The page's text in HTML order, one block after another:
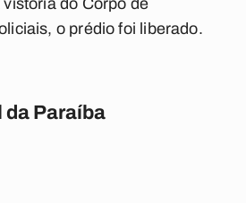
do Corpo de
o prédio foi liberado.
da Paraíba